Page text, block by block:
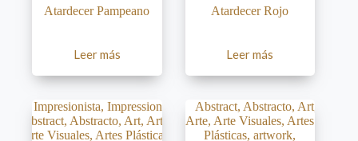
Atardecer Pampeano
Leer más
Atardecer Rojo
Leer más